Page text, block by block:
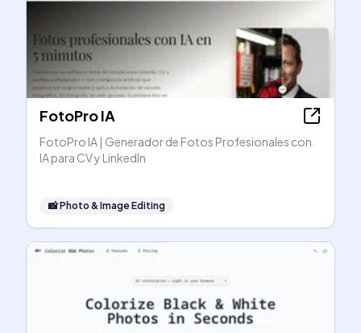
FotoPro IA
FotoPro IA | Generador de Fotos Profesionales con
IA para CV y LinkedIn
📸Photo & Image Editing